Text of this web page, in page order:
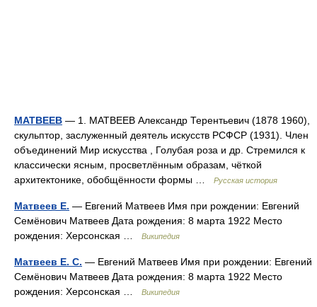
МАТВЕЕВ — 1. МАТВЕЕВ Александр Терентьевич (1878 1960),
скульптор, заслуженный деятель искусств РСФСР (1931). Член
объединений Мир искусства , Голубая роза и др. Стремился к
классически ясным, просветлённым образам, чёткой
архитектонике, обобщённости формы …
Русская история
Матвеев Е. — Евгений Матвеев Имя при рождении: Евгений
Семёнович Матвеев Дата рождения: 8 марта 1922 Место
рождения: Херсонская …
Википедия
Матвеев Е. С. — Евгений Матвеев Имя при рождении: Евгений
Семёнович Матвеев Дата рождения: 8 марта 1922 Место
рождения: Херсонская …
Википедия